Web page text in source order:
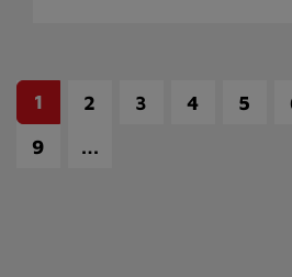
1 2 3 4 5
9
…